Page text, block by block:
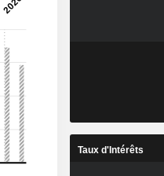
Taux d'Intérêts